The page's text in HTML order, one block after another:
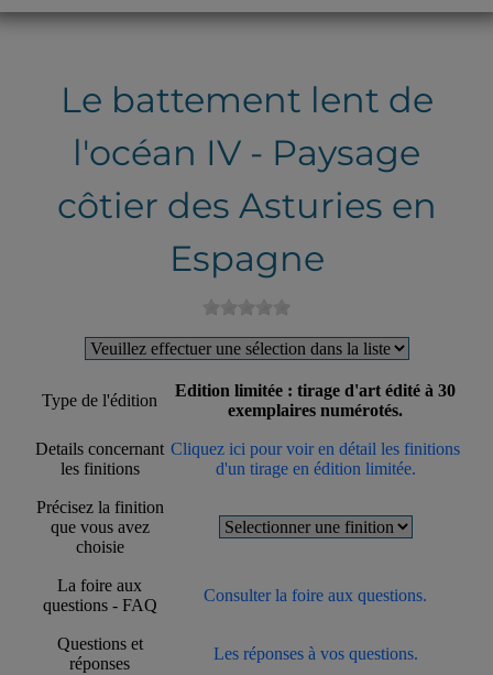
Le battement lent de
l'océan IV - Paysage
côtier des Asturies en
Espagne
Type de l'édition
Edition limitée : tirage d'art édité à 30
exemplaires numérotés.
Details concernant
les finitions
Cliquez ici pour voir en détail les finitions
d'un tirage en édition limitée.
Précisez la finition
que vous avez
choisie
La foire aux
questions - FAQ
Consulter la foire aux questions.
Questions et
réponses
Les réponses à vos questions.